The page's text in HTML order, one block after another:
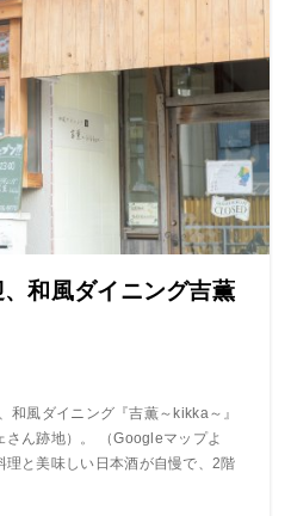
、和風ダイニング吉薫
和風ダイニング『吉薫～kikka～』
ん跡地）。 （Googleマップよ
理と美味しい日本酒が自慢で、2階